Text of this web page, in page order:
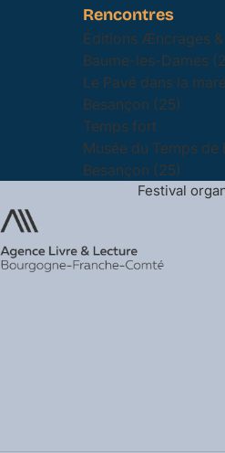
Rencontres
Éditions Æncrages
Baume-les-Dames
Le Pavé dans la
Besançon (25)
Temps fort
Musée du Temps de
Besançon (25)
Festival